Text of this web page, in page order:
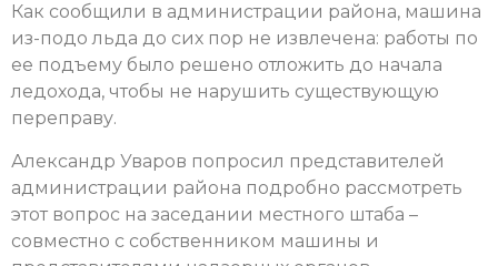
Как сообщили в администрации района, машина
из-подо льда до сих пор не извлечена: работы по
ее подъему было решено отложить до начала
ледохода, чтобы не нарушить существующую
переправу.
Александр Уваров попросил представителей
администрации района подробно рассмотреть
этот вопрос на заседании местного штаба –
совместно с собственником машины и